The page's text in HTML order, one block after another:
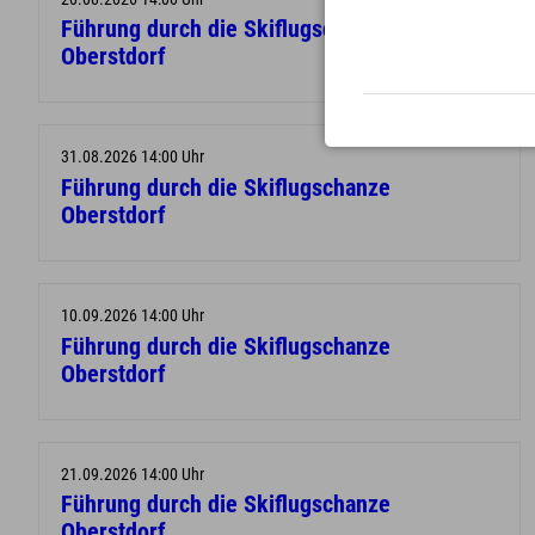
Führung durch die Skiflugschanze
Oberstdorf
31.08.2026 14:00 Uhr
Führung durch die Skiflugschanze
Oberstdorf
10.09.2026 14:00 Uhr
Führung durch die Skiflugschanze
Oberstdorf
21.09.2026 14:00 Uhr
Führung durch die Skiflugschanze